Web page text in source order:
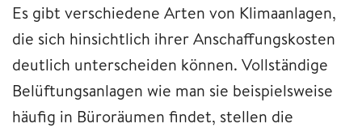
Es gibt verschiedene Arten von Klimaanlagen,
die sich hinsichtlich ihrer Anschaffungskosten
deutlich unterscheiden können. Vollständige
Belüftungsanlagen wie man sie beispielsweise
häufig in Büroräumen findet, stellen die